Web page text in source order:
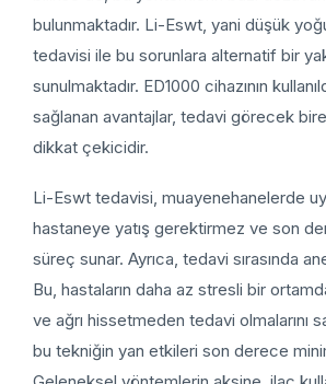
bulunmaktadır. Li-Eswt, yani düşük
tedavisi ile bu sorunlara alternatif bir
sunulmaktadır. ED1000 cihazının
sağlanan avantajlar, tedavi görecek
dikkat çekicidir.
Li-Eswt tedavisi, muayenehanelerde
hastaneye yatış gerektirmez ve son
süreç sunar. Ayrıca, tedavi sırasında
Bu, hastaların daha az stresli bir
ve ağrı hissetmeden tedavi olmalarını
bu tekniğin yan etkileri son derece